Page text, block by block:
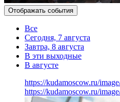
Отображать события
Все
Сегодня, 7 августа
Завтра, 8 августа
В эти выходные
В августе
https://kudamoscow.ru/
https://kudamoscow.ru/